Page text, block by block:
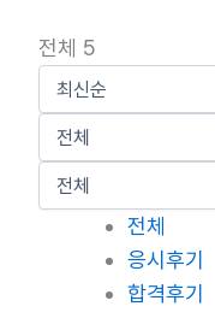
전체 5
전체
응시후기
합격후기